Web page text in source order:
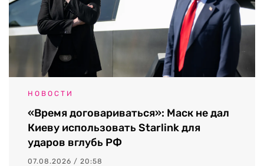
НОВОСТИ
«Время договариваться»: Маск не дал
Киеву использовать Starlink для
ударов вглубь РФ
07.08.2026 / 20:58